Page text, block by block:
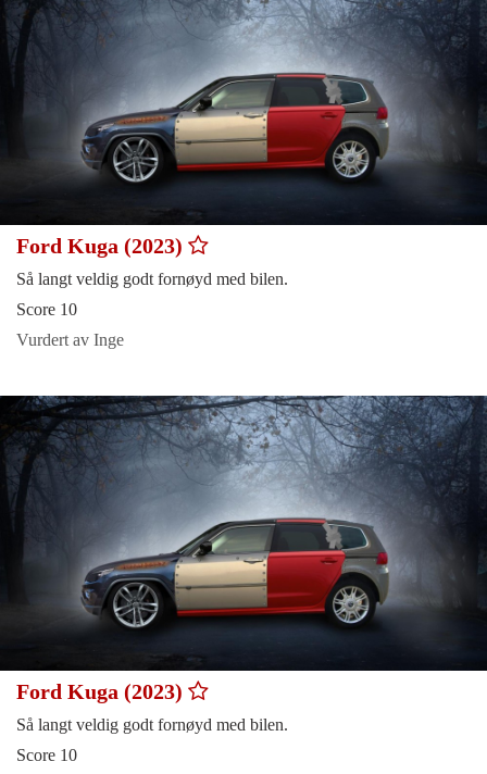
Ford Kuga (2023)
Så langt veldig godt fornøyd med bilen.
Score 10
Vurdert av Inge
Ford Kuga (2023)
Så langt veldig godt fornøyd med bilen.
Score 10